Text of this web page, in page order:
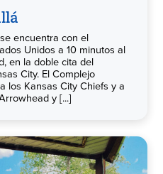
encuentra con el
Unidos a 10 minutos al
en la doble cita del
City. El Complejo
los Kansas City Chiefs y a
y [...]